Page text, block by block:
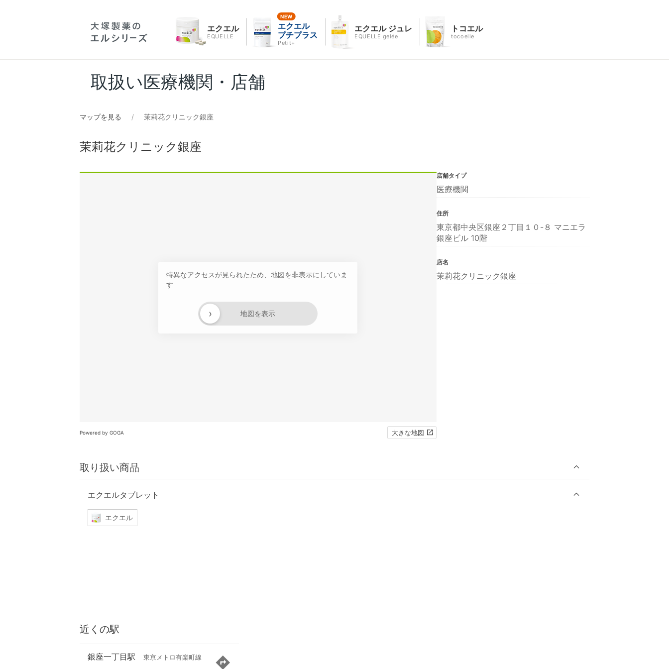
エクエル
EQUELLE
エクエル
プチプラス
Petit+
エクエル ジュレ
EQUELLE gelée
トコエル
tocoelle
取扱い医療機関・店舗
マップを見る 茉莉花クリニック銀座
茉莉花クリニック銀座
特異なアクセスが見られたため、地図を非表示にしていま
す
地図を表示
›
Powered by GOGA 大きな地図
取り扱い商品
エクエルタブレット
エクエル
店舗タイプ
医療機関
住所
東京都中央区銀座２丁目１０-８ マニエラ
銀座ビル 10階
店名
茉莉花クリニック銀座
近くの駅
銀座一丁目駅 東京メトロ有楽町線